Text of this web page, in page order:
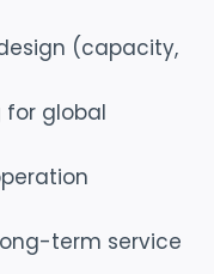
(capacity,
for global
term service